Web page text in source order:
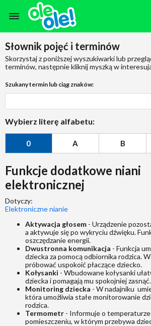
Przejdź do zawartości strony
Przejdź do wyszukiwarki
Przejdź do kategorii
Przejdź do stopki
OTWÓRZ
MENU
Słownik pojęć i terminów
Skorzystaj z poniższej wyszukiwarki lub
terminów, następnie kliknij myszką w
Szukany termin lub ciąg znaków:
Wybierz literę alfabetu:
0 A B
Funkcje dodatkowe niani
elektronicznej
Dotyczy:
Elektroniczne nianie
Aktywacja głosem - Urządzenie
a aktywuje się po wykryciu dźwięku.
oszczędzanie energii.
Dwustronna komunikacja - Funkcja
dziecka za pomocą odbiornika rodzica.
próbować uspokoić płaczące dziecko.
Kołysanki - Wbudowane kołysanki
dziecka i pomagają mu spokojniej zasnąć.
Monitoring dziecka - W nadajniku
która umożliwia stałe monitorowanie
rodzica.
Termometr - Informuje o
pomieszczeniu, w którym przebywa